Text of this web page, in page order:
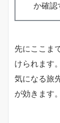
か確認
先にここま
けられます。
気になる旅
が効きます。